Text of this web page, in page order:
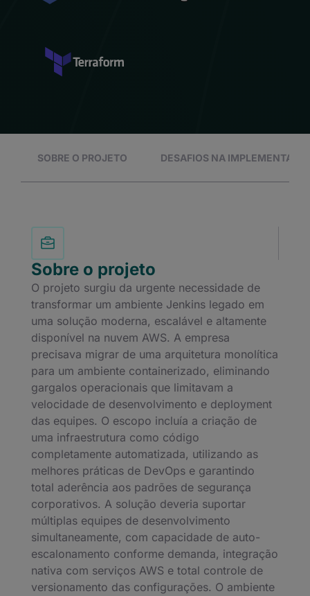
SOBRE O PROJETO DESAFIOS NA
Sobre o projeto
O projeto surgiu da urgente necessidade de
transformar um ambiente Jenkins legado em
uma solução moderna, escalável e altamente
disponível na nuvem AWS. A empresa
precisava migrar de uma arquitetura monolítica
para um ambiente containerizado, eliminando
gargalos operacionais que limitavam a
velocidade de desenvolvimento e deployment
das equipes. O escopo incluía a criação de
uma infraestrutura como código
completamente automatizada, utilizando as
melhores práticas de DevOps e garantindo
total aderência aos padrões de segurança
corporativos. A solução deveria suportar
múltiplas equipes de desenvolvimento
simultaneamente, com capacidade de auto-
escalonamento conforme demanda, integração
nativa com serviços AWS e total controle de
versionamento das configurações. O ambiente